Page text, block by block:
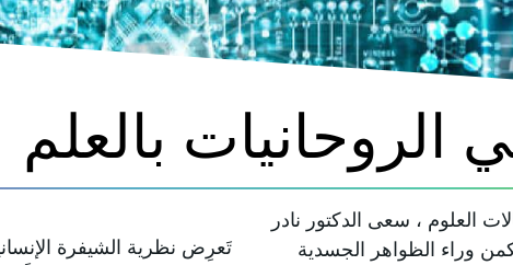
الروحانيات بالعلم
العلوم ، سعى الدكتور نادر
وراء الظواهر الجسدية
تَعرِض نظرية الشيفرة